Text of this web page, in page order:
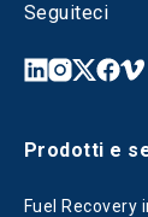
Seguiteci
Prodotti e
Fuel Recovery